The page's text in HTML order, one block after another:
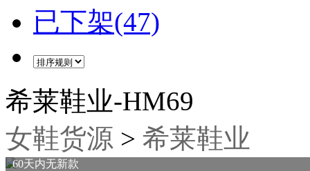
已下架(47)
希莱鞋业-HM69
女鞋货源 > 希莱鞋业
60天内无新款